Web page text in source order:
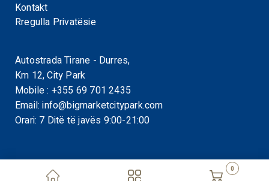
0
Kontakt
Rregulla Privatësie
Autostrada Tirane - Durres,
Km 12, City Park
Mobile : +355 69 701 2435
Email:info@bigmarketcitypark.com
Orari: 7 Ditë të javës 9:00-21:00